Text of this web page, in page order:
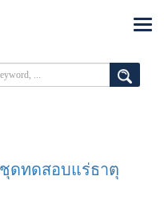
ดทดสอบแร่ธาตุ